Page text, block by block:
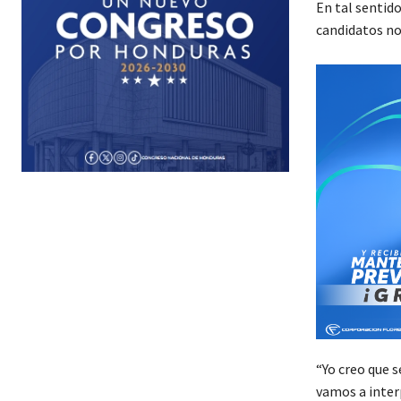
En tal
candidatos
“Yo creo que
vamos a